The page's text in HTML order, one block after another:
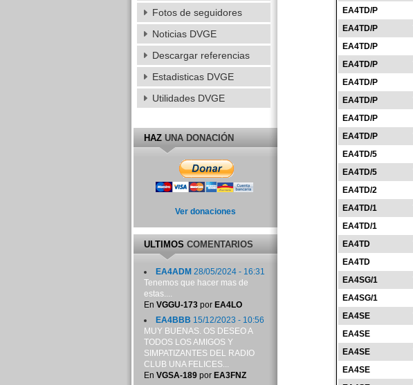
EA4TD/P
EA4TD/P
EA4TD/P
EA4TD/P
EA4TD/P
EA4TD/P
EA4TD/P
EA4TD/P
EA4TD/5
EA4TD/5
EA4TD/2
EA4TD/1
EA4TD/1
EA4TD
EA4TD
EA4SG/1
EA4SG/1
EA4SE
EA4SE
EA4SE
EA4SE
Fotos de seguidores
Noticias DVGE
Descargar referencias
Estadisticas DVGE
Utilidades DVGE
HAZUNA DONACIÓN
Ver donaciones
ULTIMOSCOMENTARIOS
EA4ADM 28/05/2024 - 16:31
Tenemos que hacer mas de
estas....
En VGGU-173por EA4LO
EA4BBB 15/12/2023 - 10:56
MUY BUENAS. OS DESEO A
TODOS LOS AMIGOS Y
SIMPATIZANTES DEL RADIO
CLUB UNA FELICES...
En VGSA-189por EA3FNZ